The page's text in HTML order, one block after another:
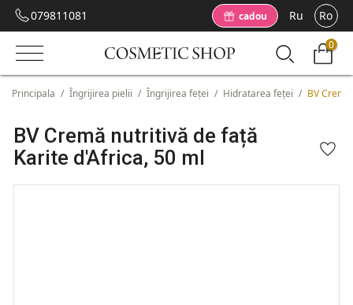
079811081 cadou Ru Ro
0
Principala / Îngrijirea pielii / Îngrijirea feței / Hidratarea feței / BV
BV Cremă nutritivă de față
Karite d'Africa, 50 ml